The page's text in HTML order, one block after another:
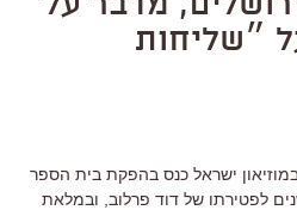
״שליחות
ב-16:30 יתקיים במוזיאון ישראל כנס בהפקת בית הספר
לפטירתו של דוד פרלוב, ובמלאת